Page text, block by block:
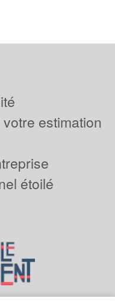
estimation
étoilé